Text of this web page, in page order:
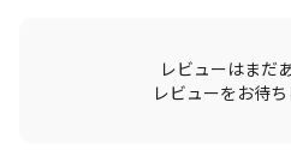
レビューはまだ
レビューをお待ち